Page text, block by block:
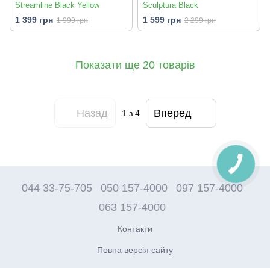
Streamline Black Yellow
1 399 грн 1 999 грн
Sculptura Black
1 599 грн 2 299 грн
Показати ще 20 товарів
Назад 1з 4 Вперед
044 33-75-705 050 157-4000
097 157-4000
063 157-4000
Контакти
Повна версія сайту